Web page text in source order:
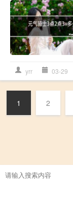
yrr 03-29
1 2